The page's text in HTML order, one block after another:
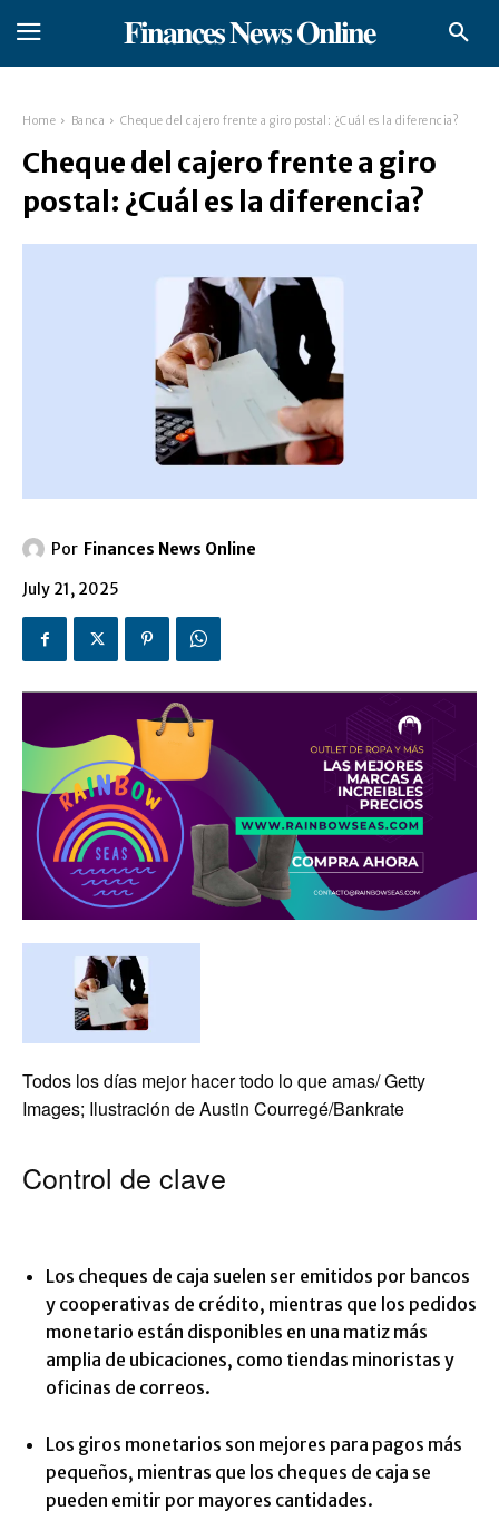
𝐅𝐢𝐧𝐚𝐧𝐜𝐞𝐬 𝐍𝐞𝐰𝐬 𝐎𝐧𝐥𝐢𝐧𝐞
Home Banca Cheque del cajero frente a giro postal: ¿Cuál es la diferencia?
Cheque del cajero frente a giro
postal: ¿Cuál es la diferencia?
Por Finances News Online
July 21, 2025
Todos los días mejor hacer todo lo que amas/ Getty
Images; Ilustración de Austin Courregé/Bankrate
Control de clave
Los cheques de caja suelen ser emitidos por bancos
y cooperativas de crédito, mientras que los pedidos
monetario están disponibles en una matiz más
amplia de ubicaciones, como tiendas minoristas y
oficinas de correos.
Los giros monetarios son mejores para pagos más
pequeños, mientras que los cheques de caja se
pueden emitir por mayores cantidades.